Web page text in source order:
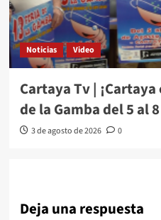
Noticias Video
Cartaya Tv |
de la Gamba del 5 al
3 de agosto de 2026 0
Deja una respuesta